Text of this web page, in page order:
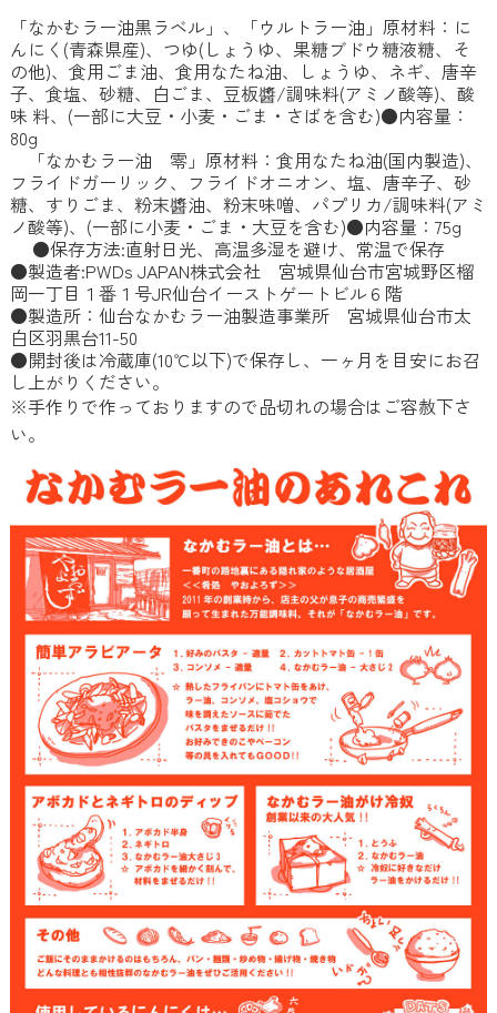
「なかむラー油黒ラベル」、「ウルトラー油」原材料：に
んにく(青森県産)、つゆ(しょうゆ、果糖ブドウ糖液糖、そ
の他)、食用ごま油、食用なたね油、しょうゆ、ネギ、唐辛
子、食塩、砂糖、白ごま、豆板醬/調味料(アミノ酸等)、酸
味 料、(一部に大豆・小麦・ごま・さばを含む)●内容量：
80g
「なかむラー油 零」原材料：食用なたね油(国内製造)、
フライドガーリック、フライドオニオン、塩、唐辛子、砂
糖、すりごま、粉末醬油、粉末味噌、パプリカ/調味料(アミ
ノ酸等)、(一部に小麦・ごま・大豆を含む)●内容量：75g
●保存方法:直射日光、高温多湿を避け、常温で保存
●製造者:PWDs JAPAN株式会社 宮城県仙台市宮城野区榴
岡一丁目１番１号JR仙台イーストゲートビル６階
●製造所：仙台なかむラー油製造事業所 宮城県仙台市太
白区羽黒台11-50
●開封後は冷蔵庫(10℃以下)で保存し、一ヶ月を目安にお召
し上がりください。
※手作りで作っておりますので品切れの場合はご容赦下さ
い。